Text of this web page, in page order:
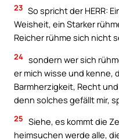
23 So spricht der HERR:
Weisheit, ein Starker
Reicher rühme sich nicht
24 sondern wer sich
er mich wisse und kenne,
Barmherzigkeit, Recht
denn solches gefällt mir,
25 Siehe, es kommt die
heimsuchen werde alle,